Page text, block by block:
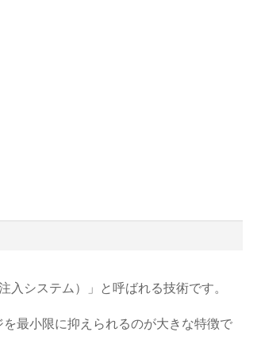
システム）」と呼ばれる技術です。
最小限に抑えられるのが大きな特徴で